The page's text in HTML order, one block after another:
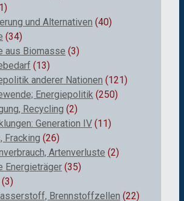
und Alternativen (40)
(34)
aus Biomasse (3)
(13)
anderer Nationen (121)
Energiepolitik (250)
Recycling (2)
Generation IV (11)
Fracking (26)
Artenverluste (2)
Energieträger (35)
(3)
Brennstoffzellen (22)